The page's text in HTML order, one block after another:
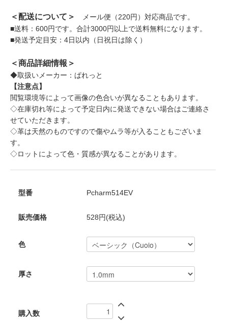
＜配送について＞
メール便（220円）対応商品です。
■送料：600円です。合計3000円以上で送料無料になります。
■発送予定目安：4日以内（日祝日は除く）
＜商品詳細情報＞
◆取扱いメーカー：ぱれっと
【注意点】
閲覧環境等によって画像の色合いが異なることもあります。
◇在庫切れ等によって予定日内に発送できない場合はご連絡さ
せていただきます。
◇革は天然のものですので傷やムラ等が入ることもございま
す。
◇ロットによって色・質感が異なることがあります。
型番 Pcharm514EV
販売価格 528円(税込)
色
厚さ
購入数